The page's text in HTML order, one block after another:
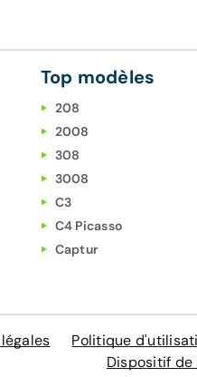
Top modèles
208
2008
308
3008
C3
C4 Picasso
Captur
Politique
Dispositif